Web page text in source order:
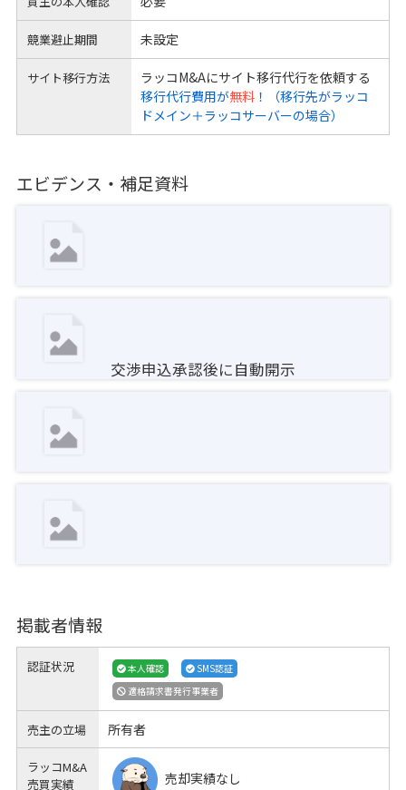
競業避止期間 未設定
サイト移行方法
ラッコM&Aにサイト移行代行を依頼する
移行代行費用が無料！（移行先がラッコ
ドメイン＋ラッコサーバーの場合）
エビデンス・補足資料
交渉申込承認後に自動開示
掲載者情報
認証状況 本人確認
SMS認証
適格請求書発行事業者
売主の立場 所有者
ラッコM&A
売買実績
売却実績なし